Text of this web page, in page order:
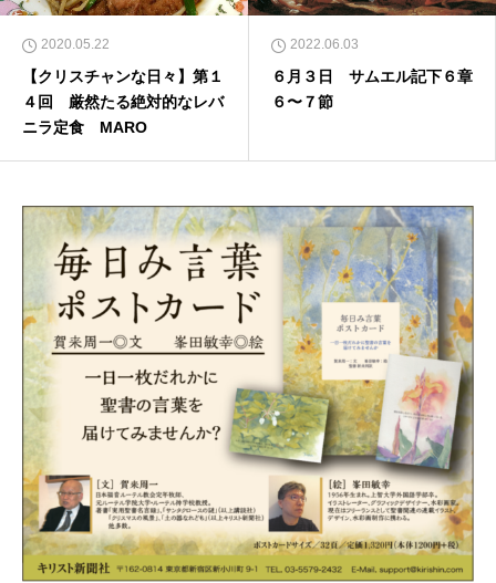
2020.05.22
【クリスチャンな日々】第１
４回 厳然たる絶対的なレバ
ニラ定食 MARO
2022.06.03
６月３日 サムエル記下６章
６〜７節